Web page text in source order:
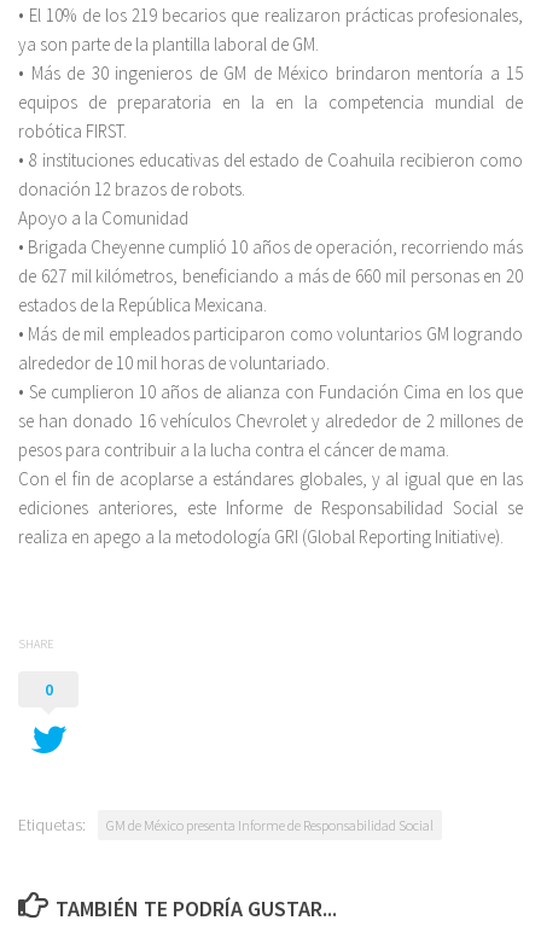
• El 10% de los 219 becarios que realizaron prácticas profesionales,
ya son parte de la plantilla laboral de GM.
• Más de 30 ingenieros de GM de México brindaron mentoría a 15
equipos de preparatoria en la en la competencia mundial de
robótica FIRST.
• 8 instituciones educativas del estado de Coahuila recibieron como
donación 12 brazos de robots.
Apoyo a la Comunidad
• Brigada Cheyenne cumplió 10 años de operación, recorriendo más
de 627 mil kilómetros, beneficiando a más de 660 mil personas en 20
estados de la República Mexicana.
• Más de mil empleados participaron como voluntarios GM logrando
alrededor de 10 mil horas de voluntariado.
• Se cumplieron 10 años de alianza con Fundación Cima en los que
se han donado 16 vehículos Chevrolet y alrededor de 2 millones de
pesos para contribuir a la lucha contra el cáncer de mama.
Con el fin de acoplarse a estándares globales, y al igual que en las
ediciones anteriores, este Informe de Responsabilidad Social se
realiza en apego a la metodología GRI (Global Reporting Initiative).
SHARE
0
Etiquetas: GM de México presenta Informe de Responsabilidad Social
TAMBIÉN TE PODRÍA GUSTAR...